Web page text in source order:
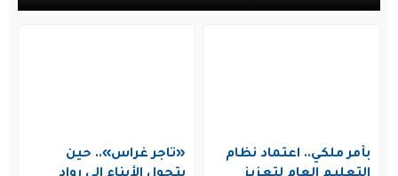
بأمر ملكي.. اعتماد نظام
«تاجر غراس».. حين